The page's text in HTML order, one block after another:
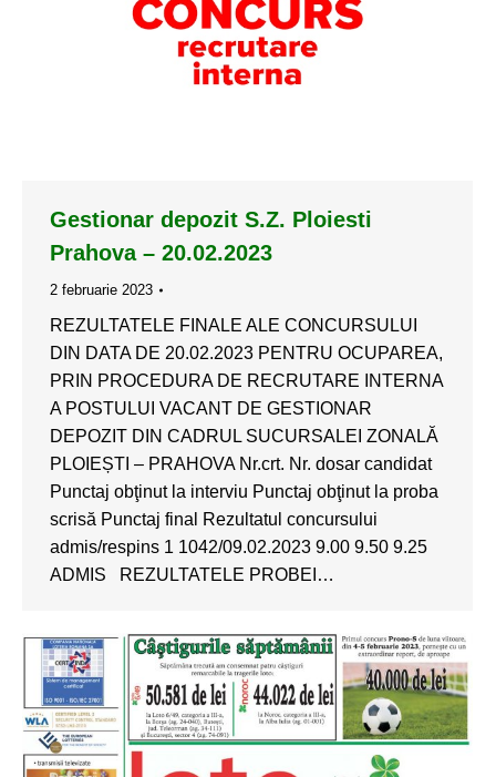
Gestionar depozit S.Z. Ploiesti
Prahova – 20.02.2023
2 februarie 2023
REZULTATELE FINALE ALE CONCURSULUI
DIN DATA DE 20.02.2023 PENTRU OCUPAREA,
PRIN PROCEDURA DE RECRUTARE INTERNA
A POSTULUI VACANT DE GESTIONAR
DEPOZIT DIN CADRUL SUCURSALEI ZONALĂ
PLOIEȘTI – PRAHOVA Nr.crt. Nr. dosar candidat
Punctaj obţinut la interviu Punctaj obţinut la proba
scrisă Punctaj final Rezultatul concursului
admis/respins 1 1042/09.02.2023 9.00 9.50 9.25
ADMIS REZULTATELE PROBEI…